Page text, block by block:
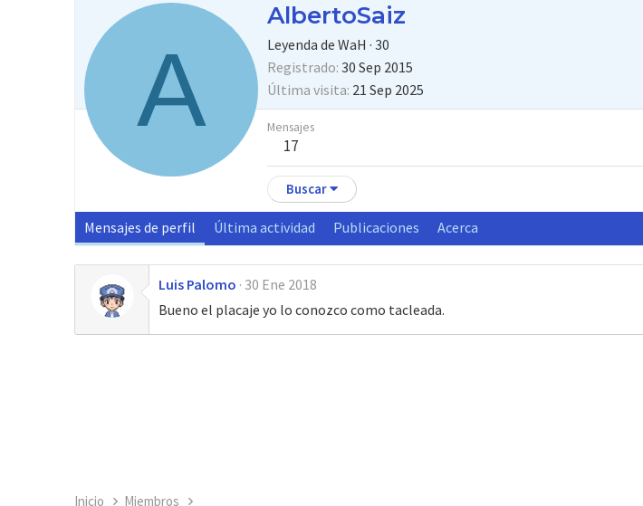
A
AlbertoSaiz
Leyenda de WaH · 30
Registrado 30 Sep 2015
Última visita 21 Sep 2025
Mensajes
17
Buscar
Mensajes de perfil Última actividad Publicaciones Acerca
Luis Palomo 30 Ene 2018
Bueno el placaje yo lo conozco como tacleada.
Inicio Miembros